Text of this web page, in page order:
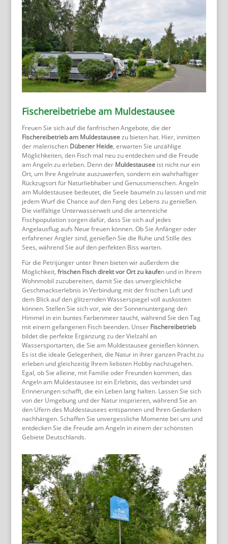
Fischereibetriebe am Muldestausee
Freuen Sie sich auf die fanfrischen Angebote, die der
Fischereibetrieb am Muldestauseezu bieten hat. Hier, inmitten
der malerischen Dübener Heide, erwarten Sie unzählige
Möglichkeiten, den Fisch mal neu zu entdecken und die Freude
am Angeln zu erleben. Denn der Muldestauseeist nicht nur ein
Ort, um Ihre Angelrute auszuwerfen, sondern ein wahrhaftiger
Rückzugsort für Naturliebhaber und Genussmenschen. Angeln
am Muldestausee bedeutet, die Seele baumeln zu lassen und mit
jedem Wurf die Chance auf den Fang des Lebens zu genießen.
Die vielfältige Unterwasserwelt und die artenreiche
Fischpopulation sorgen dafür, dass Sie sich auf jedes
Angelausflug aufs Neue freuen können. Ob Sie Anfänger oder
erfahrener Angler sind, genießen Sie die Ruhe und Stille des
Sees, während Sie auf den perfekten Biss warten.
Für die Petrijünger unter Ihnen bieten wir außerdem die
Möglichkeit, frischen Fisch direkt vor Ort zu kaufen und in Ihrem
Wohnmobil zuzubereiten, damit Sie das unvergleichliche
Geschmackserlebnis in Verbindung mit der frischen Luft und
dem Blick auf den glitzernden Wasserspiegel voll auskosten
können. Stellen Sie sich vor, wie der Sonnenuntergang den
Himmel in ein buntes Farbenmeer taucht, während Sie den Tag
mit einem gefangenen Fisch beenden. Unser Fischereibetrieb
bildet die perfekte Ergänzung zu der Vielzahl an
Wassersportarten, die Sie am Muldestausee genießen können.
Es ist die ideale Gelegenheit, die Natur in ihrer ganzen Pracht zu
erleben und gleichzeitig Ihrem liebsten Hobby nachzugehen.
Egal, ob Sie alleine, mit Familie oder Freunden kommen, das
Angeln am Muldestausee ist ein Erlebnis, das verbindet und
Erinnerungen schafft, die ein Leben lang halten. Lassen Sie sich
von der Umgebung und der Natur inspirieren, während Sie an
den Ufern des Muldestausees entspannen und Ihren Gedanken
nachhängen. Schaffen Sie unvergessliche Momente bei uns und
entdecken Sie die Freude am Angeln in einem der schönsten
Gebiete Deutschlands.